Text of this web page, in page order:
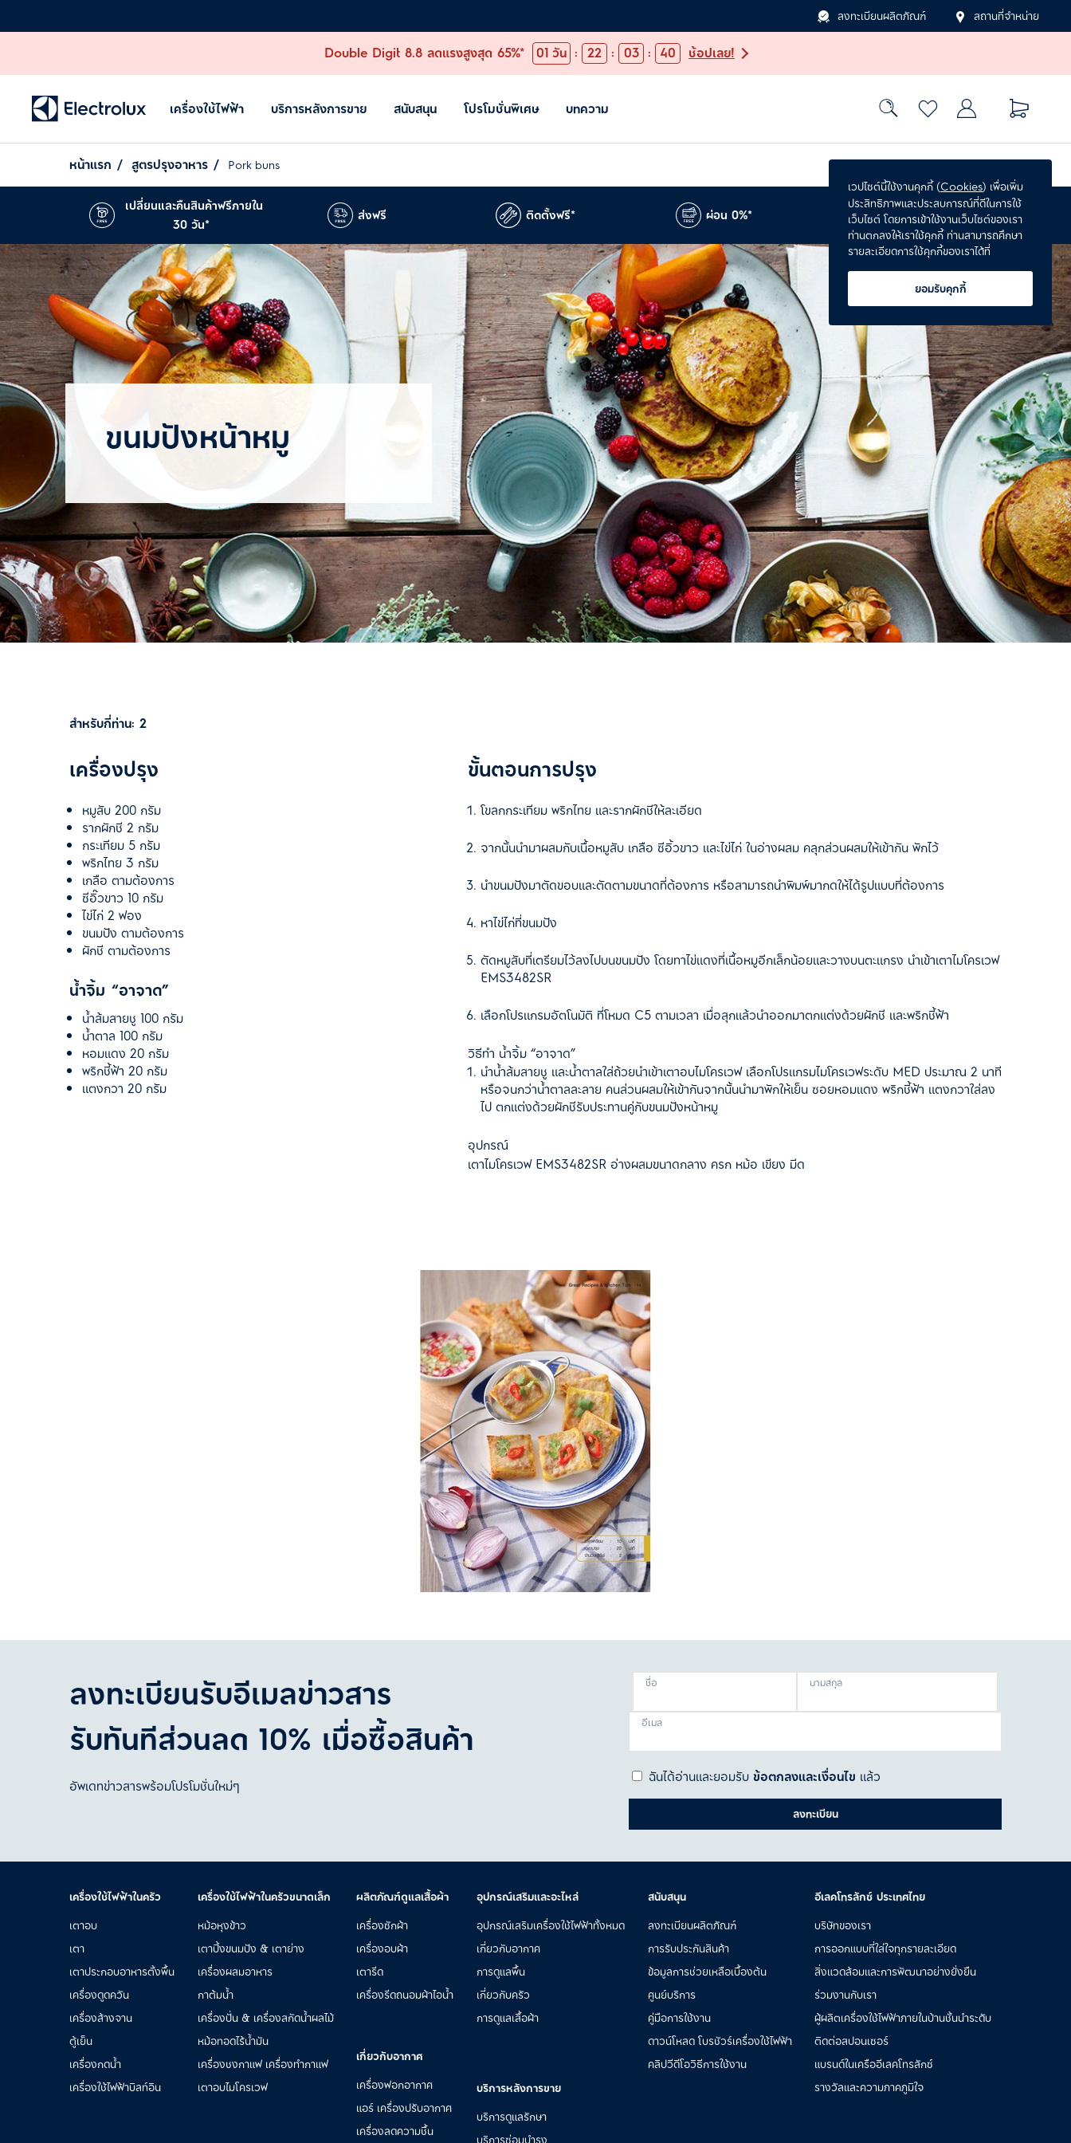
ลงทะเบียนผลิตภัณฑ์ สถานที่จำหน่าย
Double Digit 8.8 ลดแรงสูงสุด 65%* 01 วัน : 22 : 03 : 39 ช้อปเลย!
เครื่องใช้ไฟฟ้า บริการหลังการขาย สนับสนุน โปรโมชั่นพิเศษ บทความ
หน้าแรก สูตรปรุงอาหาร Pork buns
เปลี่ยนและคืนสินค้าฟรีภายใน
30 วัน*
ส่งฟรี ติดตั้งฟรี* ผ่อน 0%* รับประกันเพิ่ม 1 ปี*
ขนมปังหน้าหมู
สำหรับกี่ท่าน: 2
เครื่องปรุง
หมูสับ 200 กรัม
รากผักชี 2 กรัม
กระเทียม 5 กรัม
พริกไทย 3 กรัม
เกลือ ตามต้องการ
ซีอิ๊วขาว 10 กรัม
ไข่ไก่ 2 ฟอง
ขนมปัง ตามต้องการ
ผักชี ตามต้องการ
น้ำจิ้ม “อาจาด”
น้ำส้มสายชู 100 กรัม
น้ำตาล 100 กรัม
หอมแดง 20 กรัม
พริกชี้ฟ้า 20 กรัม
แตงกวา 20 กรัม
ขั้นตอนการปรุง
โขลกกระเทียม พริกไทย และรากผักชีให้ละเอียด
จากนั้นนำมาผสมกับเนื้อหมูสับ เกลือ ซีอิ้วขาว และไข่ไก่ ในอ่างผสม คลุกส่วนผสมให้เข้ากัน พักไว้
นำขนมปังมาตัดขอบและตัดตามขนาดที่ต้องการ หรือสามารถนำพิมพ์มากดให้ได้รูปแบบที่ต้องการ
หาไข่ไก่ที่ขนมปัง
ตัดหมูสับที่เตรียมไว้ลงไปบนขนมปัง โดยทาไข่แดงที่เนื้อหมูอีกเล็กน้อยและวางบนตะแกรง นำเข้าเตาไมโครเวฟ
EMS3482SR
เลือกโปรแกรมอัตโนมัติ ที่โหมด C5 ตามเวลา เมื่อสุกแล้วนำออกมาตกแต่งด้วยผักชี และพริกชี้ฟ้า
วิธีทำ น้ำจิ้ม “อาจาด”
นำน้ำส้มสายชู และน้ำตาลใส่ถ้วยนำเข้าเตาอบไมโครเวฟ เลือกโปรแกรมไมโครเวฟระดับ MED ประมาณ 2 นาที
หรือจนกว่าน้ำตาลละลาย คนส่วนผสมให้เข้ากันจากนั้นนำมาพักให้เย็น ซอยหอมแดง พริกชี้ฟ้า แตงกวาใส่ลง
ไป ตกแต่งด้วยผักชีรับประทานคู่กับขนมปังหน้าหมู
อุปกรณ์
เตาไมโครเวฟ EMS3482SR อ่างผสมขนาดกลาง ครก หม้อ เขียง มีด
ลงทะเบียนรับอีเมลข่าวสาร
รับทันทีส่วนลด 10% เมื่อซื้อสินค้า
อัพเดทข่าวสารพร้อมโปรโมชั่นใหม่ๆ
ชื่อ นามสกุล
อีเมล
ฉันได้อ่านและยอมรับ ข้อตกลงและเงื่อนไข แล้ว
ลงทะเบียน
เครื่องใช้ไฟฟ้าในครัว
เตาอบ
เตา
เตาประกอบอาหารตั้งพื้น
เครื่องดูดควัน
เครื่องล้างจาน
ตู้เย็น
เครื่องกดน้ำ
เครื่องใช้ไฟฟ้าบิลท์อิน​
เครื่องใช้ไฟฟ้าในครัวขนาดเล็ก
หม้อหุงข้าว
เตาปิ้งขนมปัง & เตาย่าง
เครื่องผสมอาหาร
กาต้มน้ำ
เครื่องปั่น & เครื่องสกัดน้ำผลไม้
หม้อทอดไร้น้ำมัน
เครื่องชงกาแฟ เครื่องทำกาแฟ
เตาอบไมโครเวฟ
ผลิตภัณฑ์ดูแลเสื้อผ้า
เครื่องซักผ้า
เครื่องอบผ้า
เตารีด
เครื่องรีดถนอมผ้าไอน้ำ
เกี่ยวกับอากาศ
เครื่องฟอกอากาศ
แอร์ เครื่องปรับอากาศ
เครื่องลดความชื้น
อุปกรณ์เสริมและอะไหล่
อุปกรณ์เสริมเครื่องใช้ไฟฟ้าทั้งหมด
เกี่ยวกับอากาศ
การดูแลพื้น
เกี่ยวกับครัว
การดูแลเสื้อผ้า
บริการหลังการขาย
บริการดูแลรักษา
สนับสนุน
ลงทะเบียนผลิตภัณฑ์
การรับประกันสินค้า
ข้อมูลการช่วยเหลือเบื้องต้น
ศูนย์บริการ
คู่มือการใช้งาน
ดาวน์โหลด โบรชัวร์เครื่องใช้ไฟฟ้า
คลิปวีดีโอวิธีการใช้งาน
อีเลคโทรลักซ์ ประเทศไทย
บริษัทของเรา
การออกแบบที่ใส่ใจทุกรายละเอียด
สิ่งแวดล้อมและการพัฒนาอย่างยั่งยืน
ร่วมงานกับเรา
ผู้ผลิตเครื่องใช้ไฟฟ้าภายในบ้านชั้นนำระดับ
ติดต่อสปอนเซอร์
แบรนด์ในเครืออีเลคโทรลักซ์
รางวัลและความภาคภูมิใจ
เวปไซต์นี้ใช้งานคุกกี้ (Cookies) เพื่อเพิ่ม
ประสิทธิภาพและประสบการณ์ที่ดีในการใช้
เว็บไซต์ โดยการเข้าใช้งานเว็บไซต์ของเรา
ท่านตกลงให้เราใช้คุกกี้ ท่านสามารถศึกษา
รายละเอียดการใช้คุกกี้ของเราได้ที่
ยอมรับคุกกี้